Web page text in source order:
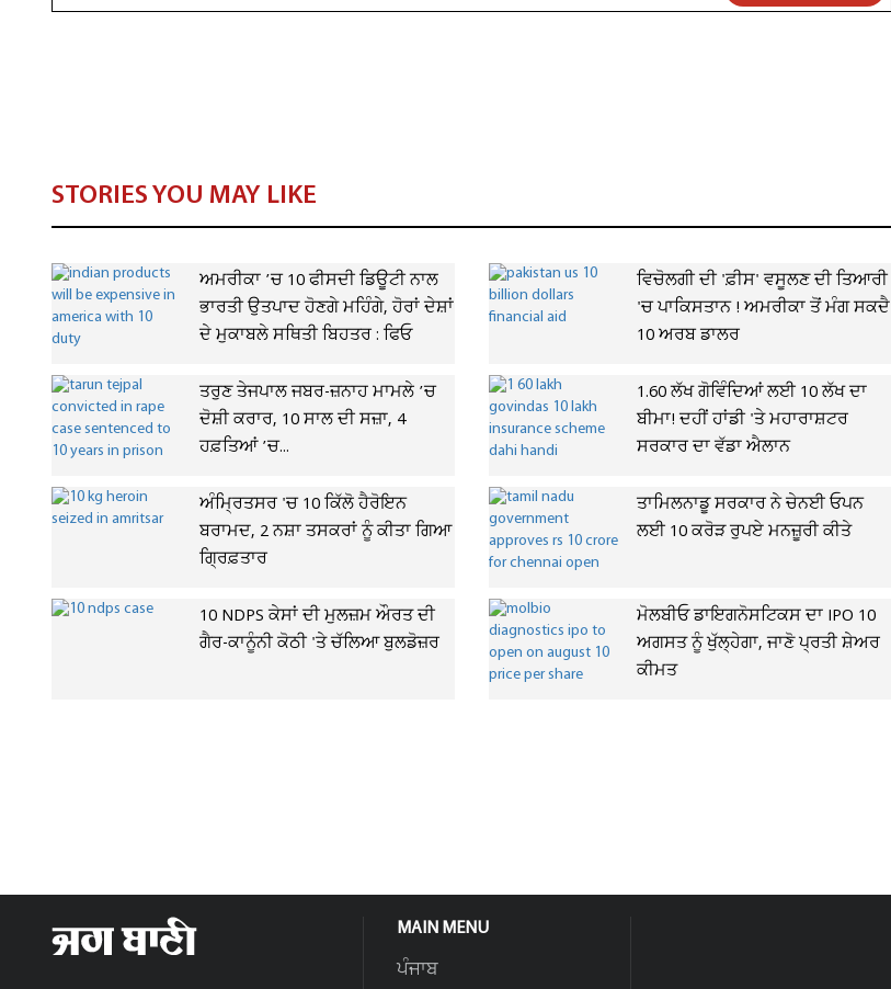
STORIES YOU MAY LIKE
ਅਮਰੀਕਾ ’ਚ 10 ਫੀਸਦੀ ਡਿਊਟੀ ਨਾਲ
ਭਾਰਤੀ ਉਤਪਾਦ ਹੋਣਗੇ ਮਹਿੰਗੇ, ਹੋਰਾਂ ਦੇਸ਼ਾਂ
ਦੇ ਮੁਕਾਬਲੇ ਸਥਿਤੀ ਬਿਹਤਰ : ਫਿਓ
ਵਿਚੋਲਗੀ ਦੀ 'ਫ਼ੀਸ' ਵਸੂਲਣ ਦੀ ਤਿਆਰੀ
'ਚ ਪਾਕਿਸਤਾਨ ! ਅਮਰੀਕਾ ਤੋਂ ਮੰਗ ਸਕਦੈ
10 ਅਰਬ ਡਾਲਰ
ਤਰੁਣ ਤੇਜਪਾਲ ਜਬਰ-ਜ਼ਨਾਹ ਮਾਮਲੇ ’ਚ
ਦੋਸ਼ੀ ਕਰਾਰ, 10 ਸਾਲ ਦੀ ਸਜ਼ਾ, 4
ਹਫ਼ਤਿਆਂ ’ਚ...
1.60 ਲੱਖ ਗੋਵਿੰਦਿਆਂ ਲਈ 10 ਲੱਖ ਦਾ
ਬੀਮਾ! ਦਹੀਂ ਹਾਂਡੀ 'ਤੇ ਮਹਾਰਾਸ਼ਟਰ
ਸਰਕਾਰ ਦਾ ਵੱਡਾ ਐਲਾਨ
ਅੰਮ੍ਰਿਤਸਰ 'ਚ 10 ਕਿੱਲੋ ਹੈਰੋਇਨ
ਬਰਾਮਦ, 2 ਨਸ਼ਾ ਤਸਕਰਾਂ ਨੂੰ ਕੀਤਾ ਗਿਆ
ਗ੍ਰਿਫ਼ਤਾਰ
ਤਾਮਿਲਨਾਡੂ ਸਰਕਾਰ ਨੇ ਚੇਨਈ ਓਪਨ
ਲਈ 10 ਕਰੋੜ ਰੁਪਏ ਮਨਜ਼ੂਰੀ ਕੀਤੇ
10 NDPS ਕੇਸਾਂ ਦੀ ਮੁਲਜ਼ਮ ਔਰਤ ਦੀ
ਗੈਰ-ਕਾਨੂੰਨੀ ਕੋਠੀ 'ਤੇ ਚੱਲਿਆ ਬੁਲਡੋਜ਼ਰ
ਮੋਲਬੀਓ ਡਾਇਗਨੋਸਟਿਕਸ ਦਾ IPO 10
ਅਗਸਤ ਨੂੰ ਖੁੱਲ੍ਹੇਗਾ, ਜਾਣੋ ਪ੍ਰਤੀ ਸ਼ੇਅਰ
ਕੀਮਤ
MAIN MENU
ਪੰਜਾਬ